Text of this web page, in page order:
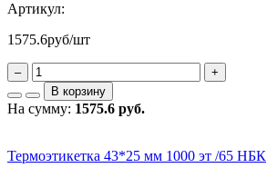
Артикул:
1575.6руб/шт
–
+
В корзину
На сумму: 1575.6 руб.
Термоэтикетка 43*25 мм 1000 эт /65 НБК